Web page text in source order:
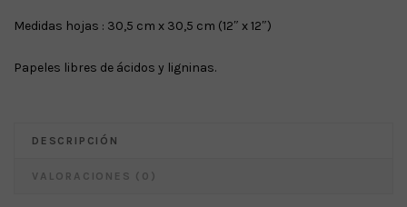
Medidas hojas : 30,5 cm x 30,5 cm (12″ x 12″)
Papeles libres de ácidos y ligninas.
DESCRIPCIÓN
VALORACIONES (0)